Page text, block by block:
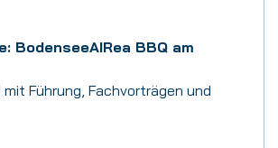
BodenseeAIRea BBQ am
Führung, Fachvorträgen und